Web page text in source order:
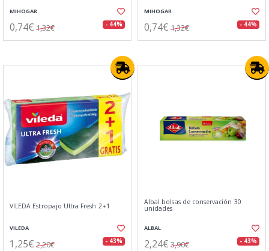
MIHOGAR
0,74€ 1,32€ - 44%
MIHOGAR
0,74€ 1,32€ - 44%
VILEDA Estropajo Ultra Fresh 2+1
VILEDA
1,25€ 2,20€ - 43%
Albal bolsas de conservación 30
unidades
ALBAL
2,24€ 3,90€ - 43%